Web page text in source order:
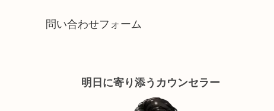
問い合わせフォーム
明日に寄り添うカウンセラー